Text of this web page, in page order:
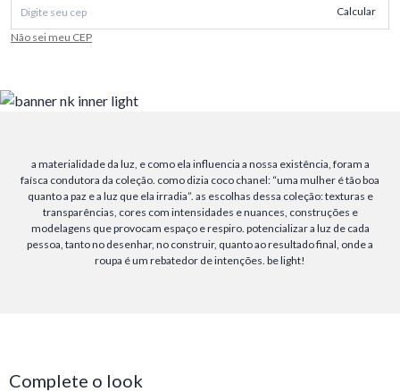
Calcular
Não sei meu CEP
a materialidade da luz, e como ela influencia a nossa existência, foram a
faísca condutora da coleção. como dizia coco chanel: “uma mulher é tão boa
quanto a paz e a luz que ela irradia”. as escolhas dessa coleção: texturas e
transparências, cores com intensidades e nuances, construções e
modelagens que provocam espaço e respiro. potencializar a luz de cada
pessoa, tanto no desenhar, no construir, quanto ao resultado final, onde a
roupa é um rebatedor de intenções. be light!
Complete o look